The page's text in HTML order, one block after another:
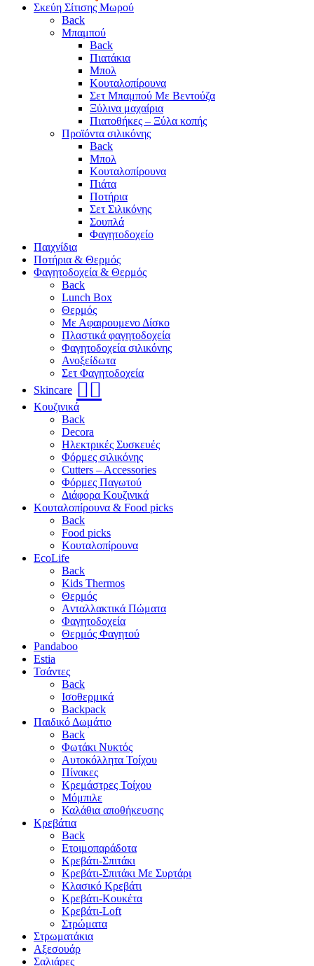
Σκεύη Σίτισης Μωρού
Back
Μπαμπού
Back
Πιατάκια
Μπολ
Κουταλοπίρουνα
Σετ Μπαμπού Με Βεντούζα
Ξύλινα μαχαίρια
Πιατοθήκες – Ξύλα κοπής
Προϊόντα σιλικόνης
Back
Μπολ
Κουταλοπίρουνα
Πιάτα
Ποτήρια
Σετ Σιλικόνης
Σουπλά
Φαγητοδοχείο
Παιχνίδια
Ποτήρια & Θερμός
Φαγητοδοχεία & Θερμός
Back
Lunch Box
Θερμός
Με Αφαιρουμενο Δίσκο
Πλαστικά φαγητοδοχεία
Φαγητοδοχεία σιλικόνης
Ανοξείδωτα
Σετ Φαγητοδοχεία
Skincare 🧖‍♀️
Κουζινικά
Back
Decora
Ηλεκτρικές Συσκευές
Φόρμες σιλικόνης
Cutters – Accessories
Φόρμες Παγωτού
Διάφορα Κουζινικά
Κουταλοπίρουνα & Food picks
Back
Food picks
Κουταλοπίρουνα
EcoLife
Back
Kids Thermos
Θερμός
Aνταλλακτικά Πώματα
Φαγητοδοχεία
Θερμός Φαγητού
Pandaboo
Estia
Τσάντες
Back
Ισοθερμικά
Backpack
Παιδικό Δωμάτιο
Back
Φωτάκι Νυκτός
Αυτοκόλλητα Τοίχου
Πίνακες
Κρεμάστρες Τοίχου
Μόμπιλε
Καλάθια αποθήκευσης
Κρεβάτια
Back
Ετοιμοπαράδοτα
Κρεβάτι-Σπιτάκι
Κρεβάτι-Σπιτάκι Με Συρτάρι
Κλασικό Κρεβάτι
Κρεβάτι-Κουκέτα
Κρεβάτι-Loft
Στρώματα
Στρωματάκια
Αξεσουάρ
Σαλιάρες